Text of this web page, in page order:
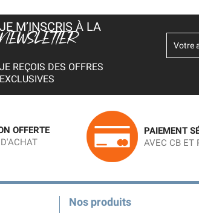
JE M’INSCRIS À LA
NEWSLETTER
JE REÇOIS DES OFFRES
EXCLUSIVES
OFFERTE
PAIEMENT
AVEC CB ET
Nos produits